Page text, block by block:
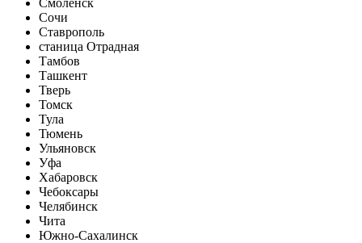
Смоленск
Сочи
Ставрополь
станица Отрадная
Тамбов
Ташкент
Тверь
Томск
Тула
Тюмень
Ульяновск
Уфа
Хабаровск
Чебоксары
Челябинск
Чита
Южно-Сахалинск